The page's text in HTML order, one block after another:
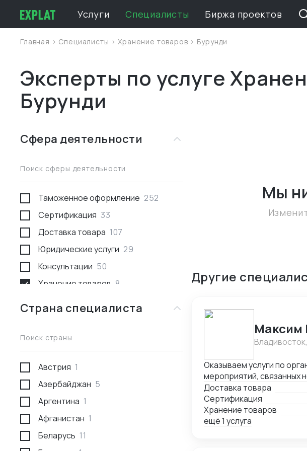
Услуги Специалисты Биржа проектов
Главная > Специалисты >Хранение товаров > Бурунди
Эксперты по услуге
Бурунди
Сфера деятельности
Поиск сферы деятельности
Таможенное оформление 252
Сертификация 33
Доставка товара 107
Юридические услуги 29
Консультации 50
Хранение товаров 8
Проведение переговоров
Сотрудники за границей 9
Разработка и производство
Проверка поставщика
Участие в выставках
Анализ рынка
Консалтинг по интеллектуальной
собственности
Страна специалиста
Поиск страны
Австрия 1
Азербайджан 5
Аргентина 1
Афганистан 1
Беларусь 11
Мы
Другие
Максим
Оказываем услуги по
мероприятий, связанных
сопровождением. В нее
заполнении
Доставка товара
Сертификация
Хранение товаров
ещё 1 услуга